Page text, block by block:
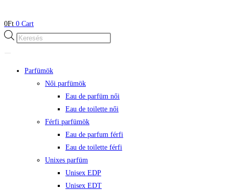
0Ft 0 Cart
Products
Parfümök
Női parfümök
Eau de parfüm női
Eau de toilette női
Férfi parfümök
Eau de parfum férfi
Eau de toilette férfi
Unixes parfüm
Unisex EDP
Unisex EDT